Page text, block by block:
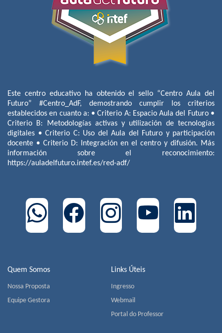
Quem Somos
Nossa Proposta
Equipe Gestora
Links Úteis
Ingresso
Webmail
Portal do Professor
Este centro educativo ha obtenido el sello “Centro Aula del
Futuro” #Centro_AdF, demostrando cumplir los criterios
establecidos en cuanto a: • Criterio A: Espacio Aula del Futuro •
Criterio B: Metodologías activas y utilización de tecnologías
digitales • Criterio C: Uso del Aula del Futuro y participación
docente • Criterio D: Integración en el centro y difusión. Más
información sobre el reconocimiento:
https://auladelfuturo.intef.es/red-adf/